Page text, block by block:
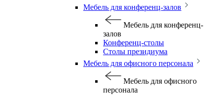
Мебель для конференц-залов
Мебель для конференц-
залов
Конференц-столы
Столы президиума
Мебель для офисного персонала
Мебель для офисного
персонала